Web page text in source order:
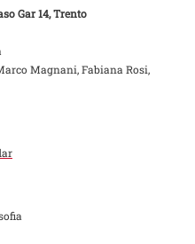
Gar 14, Trento
Magnani, Fabiana Rosi,